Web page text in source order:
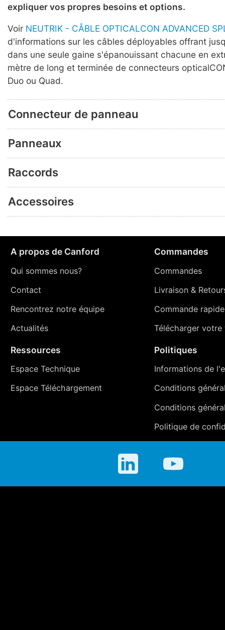
expliquer vos propres besoins et options.
Voir NEUTRIK - CÂBLE OPTICALCON ADVANCED
d'informations sur les câbles déployables offrant
dans une seule gaine s'épanouissant chacune en
mètre de long et terminée de connecteurs
Duo ou Quad.
Connecteur de panneau
Panneaux
Raccords
Accessoires
A propos de Canford
Qui sommes nous?
Contact
Rencontrez notre équipe
Actualités
Commandes
Commandes
Livraison&
Commande rapide
Télécharger votre
Ressources
Espace Technique
Espace Téléchargement
Politiques
Informations de
Conditions
Conditions
Politique de